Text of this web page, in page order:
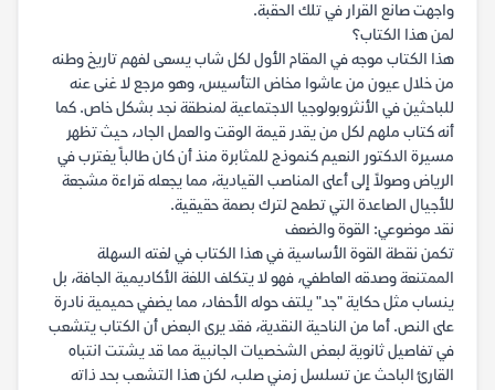
واجهت صانع القرار في تلك الحقبة.
لمن هذا الكتاب؟
هذا الكتاب موجه في المقام الأول لكل شاب يسعى لفهم تاريخ وطنه
من خلال عيون من عاشوا مخاض التأسيس، وهو مرجع لا غنى عنه
للباحثين في الأنثروبولوجيا الاجتماعية لمنطقة نجد بشكل خاص. كما
أنه كتاب ملهم لكل من يقدر قيمة الوقت والعمل الجاد، حيث تظهر
مسيرة الدكتور النعيم كنموذج للمثابرة منذ أن كان طالباً يغترب في
الرياض وصولاً إلى أعلى المناصب القيادية، مما يجعله قراءة مشجعة
للأجيال الصاعدة التي تطمح لترك بصمة حقيقية.
نقد موضوعي: القوة والضعف
تكمن نقطة القوة الأساسية في هذا الكتاب في لغته السهلة
الممتنعة وصدقه العاطفي، فهو لا يتكلف اللغة الأكاديمية الجافة، بل
ينساب مثل حكاية "جد" يلتف حوله الأحفاد، مما يضفي حميمية نادرة
على النص. أما من الناحية النقدية، فقد يرى البعض أن الكتاب يتشعب
في تفاصيل ثانوية لبعض الشخصيات الجانبية مما قد يشتت انتباه
القارئ الباحث عن تسلسل زمني صلب، لكن هذا التشعب بحد ذاته